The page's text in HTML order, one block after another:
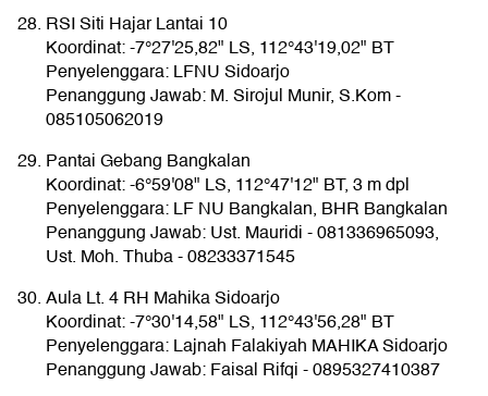
RSI Siti Hajar Lantai 10
Koordinat: -7°27'25,82" LS, 112°43'19,02" BT
Penyelenggara: LFNU Sidoarjo
Penanggung Jawab: M. Sirojul Munir, S.Kom -
085105062019
Pantai Gebang Bangkalan
Koordinat: -6°59'08" LS, 112°47'12" BT, 3 m dpl
Penyelenggara: LF NU Bangkalan, BHR Bangkalan
Penanggung Jawab: Ust. Mauridi - 081336965093,
Ust. Moh. Thuba - 08233371545
Aula Lt. 4 RH Mahika Sidoarjo
Koordinat: -7°30'14,58" LS, 112°43'56,28" BT
Penyelenggara: Lajnah Falakiyah MAHIKA Sidoarjo
Penanggung Jawab: Faisal Rifqi - 0895327410387